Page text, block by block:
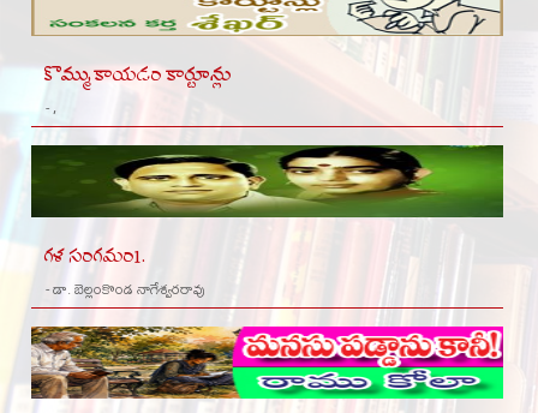
కొమ్ముకాయడం కార్టూన్లు
- ,
గళ సంగమం1.
- డా. బెల్లంకొండ నాగేశ్వరరావు